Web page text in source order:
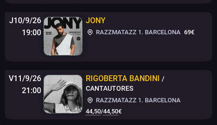
J10/9/26
19:00
JONY
RAZZMATAZZ 1. BARCELONA 69€
V11/9/26
21:00
RIGOBERTA BANDINI /
CANTAUTORES
RAZZMATAZZ 1. BARCELONA
44,50/44,50€